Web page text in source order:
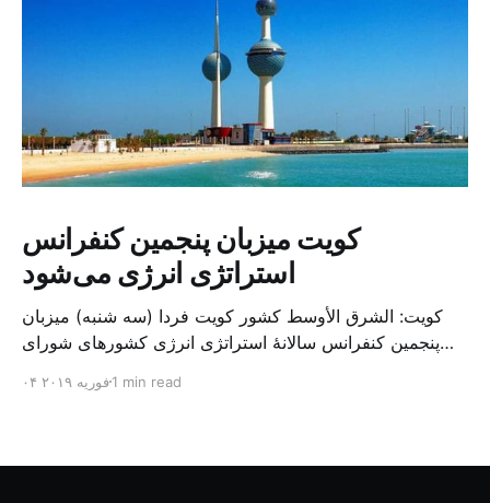
کویت میزبان پنجمین کنفرانس
استراتژی انرژی می‌شود
کویت: الشرق الأوسط کشور کویت فردا (سه شنبه) میزبان
پنجمین کنفرانس سالانهٔ استراتژی انرژی کشورهای شورای
متخصص از شرکت‌های جهانی نفت و گاز در این کنفرانس
۰۴ فوریه ۲۰۱۹1 min read